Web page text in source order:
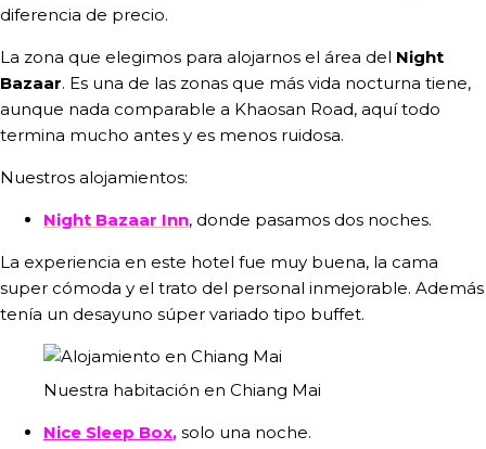
diferencia de precio.
La zona que elegimos para alojarnos el área del Night
Bazaar. Es una de las zonas que más vida nocturna tiene,
aunque nada comparable a Khaosan Road, aquí todo
termina mucho antes y es menos ruidosa.
Nuestros alojamientos:
Night Bazaar Inn, donde pasamos dos noches.
La experiencia en este hotel fue muy buena, la cama
super cómoda y el trato del personal inmejorable. Además
tenía un desayuno súper variado tipo buffet.
Nuestra habitación en Chiang Mai
Nice Sleep Box, solo una noche.